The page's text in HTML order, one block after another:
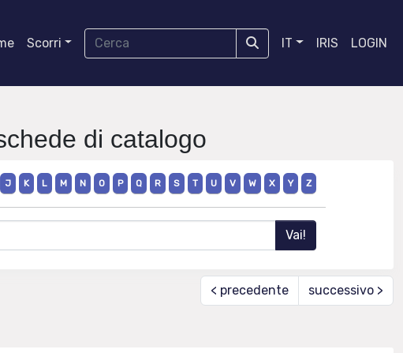
Scorri IT IRIS LOGIN
di catalogo
J K L M N O P Q R S T U V W X Y Z
< precedente successivo >